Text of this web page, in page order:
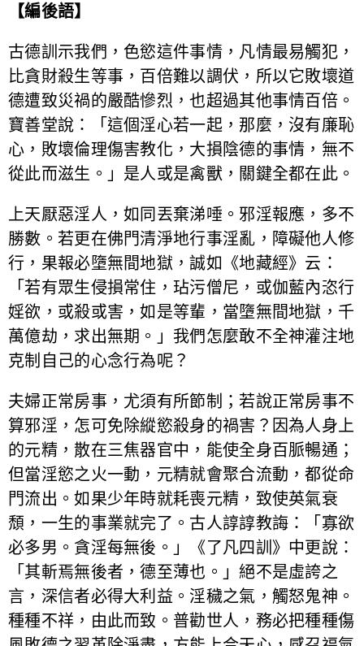
【編後語】
古德訓示我們，色慾這件事情，凡情最易觸犯，
比貪財殺生等事，百倍難以調伏，所以它敗壞道
德遭致災禍的嚴酷慘烈，也超過其他事情百倍。
寶善堂說：「這個淫心若一起，那麼，沒有廉恥
心，敗壞倫理傷害教化，大損陰德的事情，無不
從此而滋生。」是人或是禽獸，關鍵全都在此。
上天厭惡淫人，如同丟棄涕唾。邪淫報應，多不
勝數。若更在佛門清淨地行事淫亂，障礙他人修
行，果報必墮無間地獄，誠如《地藏經》云：
「若有眾生侵損常住，玷污僧尼，或伽藍內恣行
婬欲，或殺或害，如是等輩，當墮無間地獄，千
萬億劫，求出無期。」我們怎麼敢不全神灌注地
克制自己的心念行為呢？
夫婦正常房事，尤須有所節制；若說正常房事不
算邪淫，怎可免除縱慾殺身的禍害？因為人身上
的元精，散在三焦器官中，能使全身百脈暢通；
但當淫慾之火一動，元精就會聚合流動，都從命
門流出。如果少年時就耗喪元精，致使英氣衰
頹，一生的事業就完了。古人諄諄教誨：「寡欲
必多男。貪淫每無後。」《了凡四訓》中更說：
「其斬焉無後者，德至薄也。」絕不是虛誇之
言，深信者必得大利益。淫穢之氣，觸怒鬼神。
種種不祥，由此而致。普勸世人，務必把種種傷